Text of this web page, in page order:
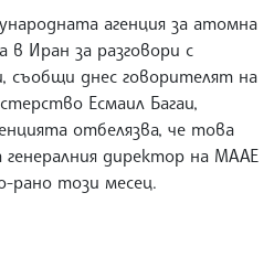
агенция за атомна
в Иран за разговори с
съобщи днес говорителят на
Есмаил Багаи,
отбелязва, че това
генералния директор на МААЕ
рано този месец.